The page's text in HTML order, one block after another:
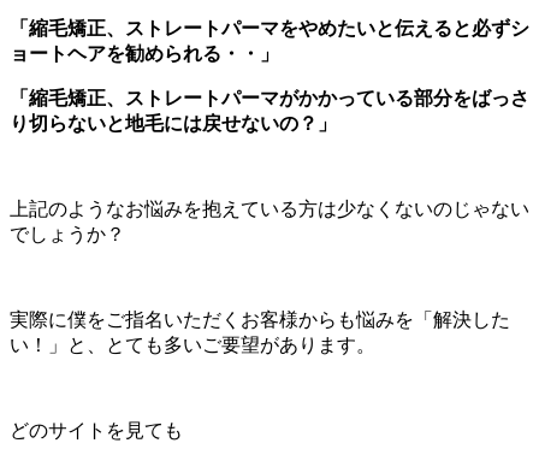
「縮毛矯正、ストレートパーマをやめたいと伝えると必ずシ
ョートヘアを勧められる・・」
「縮毛矯正、ストレートパーマがかかっている部分をばっさ
り切らないと地毛には戻せないの？」
上記のようなお悩みを抱えている方は少なくないのじゃない
でしょうか？
実際に僕をご指名いただくお客様からも悩みを「解決した
い！」と、とても多いご要望があります。
どのサイトを見ても